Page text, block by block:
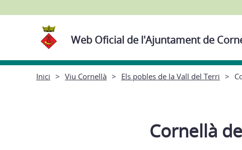
Web Oficial de l'Ajuntament de
Inici Viu Cornellà Els pobles de la Vall del Terri
Cornellà